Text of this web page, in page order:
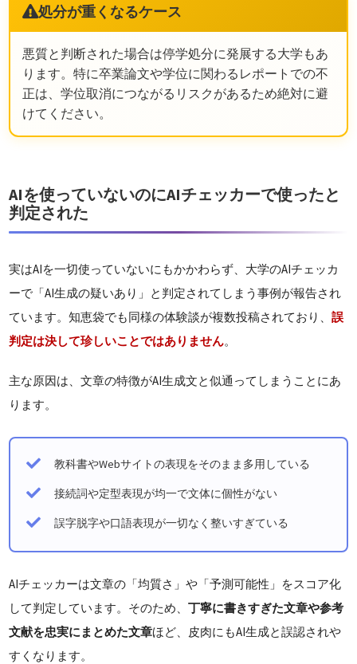
処分が重くなるケース
悪質と判断された場合は停学処分に発展する大学もあ
ります。特に卒業論文や学位に関わるレポートでの不
正は、学位取消につながるリスクがあるため絶対に避
けてください。
AIを使っていないのにAIチェッカーで使ったと
判定された
実はAIを一切使っていないにもかかわらず、大学のAIチェッカ
ーで「AI生成の疑いあり」と判定されてしまう事例が報告され
ています。知恵袋でも同様の体験談が複数投稿されており、誤
判定は決して珍しいことではありません。
主な原因は、文章の特徴がAI生成文と似通ってしまうことにあ
ります。
教科書やWebサイトの表現をそのまま多用している
接続詞や定型表現が均一で文体に個性がない
誤字脱字や口語表現が一切なく整いすぎている
AIチェッカーは文章の「均質さ」や「予測可能性」をスコア化
して判定しています。そのため、丁寧に書きすぎた文章や参考
文献を忠実にまとめた文章ほど、皮肉にもAI生成と誤認されや
すくなります。